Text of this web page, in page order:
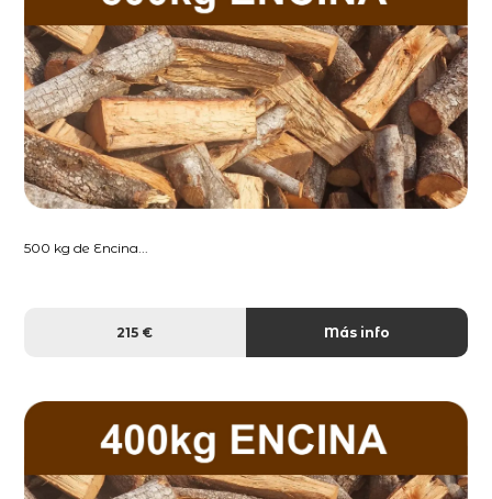
500 kg de Encina...
215 € Más info